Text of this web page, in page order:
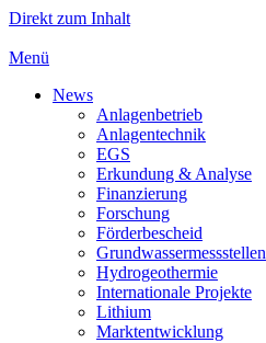
Direkt zum Inhalt
Menü
News
Anlagenbetrieb
Anlagentechnik
EGS
Erkundung & Analyse
Finanzierung
Forschung
Förderbescheid
Grundwassermessstellen
Hydrogeothermie
Internationale Projekte
Lithium
Marktentwicklung